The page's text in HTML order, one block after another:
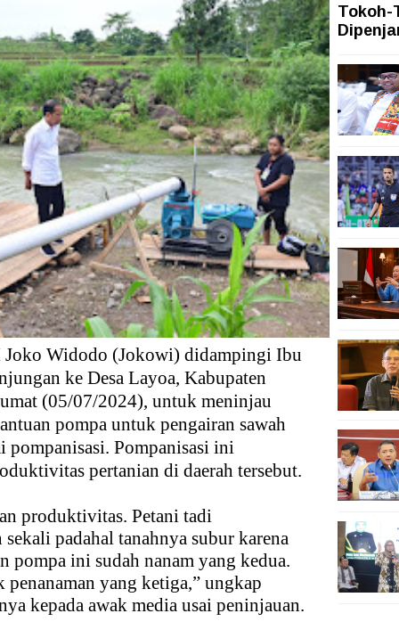
Iran
Indonesia kepada Amanat Konstitusi
Lebih Awal dan Lebih Disosialisasikan
Harus Beri Manfaat Nyata bagi Rakyat
Didorong Segera Terbitkan Perpres Timah
Joko Widodo (Jokowi) didampingi Ibu
ke Desa Layoa, Kabupaten
(05/07/2024), untuk meninjau
pompa untuk pengairan sawah
pompanisasi. Pompanisasi ini
pertanian di daerah tersebut.
produktivitas. Petani tadi
padahal tanahnya subur karena
pompa ini sudah nanam yang kedua.
yang ketiga,” ungkap
kepada awak media usai peninjauan.
Tokoh-